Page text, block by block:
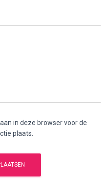
in deze browser voor de
plaats.